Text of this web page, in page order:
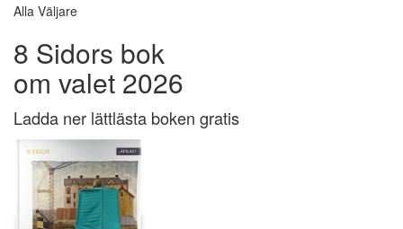
Alla Väljare
8 Sidors bok
om valet 2026
Ladda ner lättlästa boken gratis